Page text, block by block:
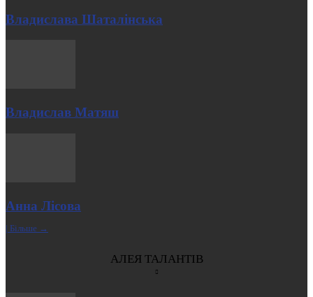
Владислава Шаталінська
Владислав Матяш
Анна Лісова
| Більше →
АЛЕЯ ТАЛАНТІВ